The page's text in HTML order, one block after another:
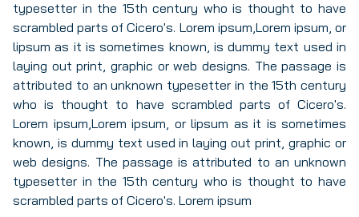
typesetter in the 15th century who is thought to have
scrambled parts of Cicero's. Lorem ipsum,Lorem ipsum, or
lipsum as it is sometimes known, is dummy text used in
laying out print, graphic or web designs. The passage is
attributed to an unknown typesetter in the 15th century
who is thought to have scrambled parts of Cicero's.
Lorem ipsum,Lorem ipsum, or lipsum as it is sometimes
known, is dummy text used in laying out print, graphic or
web designs. The passage is attributed to an unknown
typesetter in the 15th century who is thought to have
scrambled parts of Cicero's. Lorem ipsum